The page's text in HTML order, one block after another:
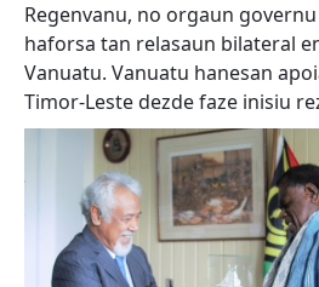
Regenvanu, no orgaun
haforsa tan relasaun bilateral
Vanuatu. Vanuatu hanesan
Timor-Leste dezde faze inisiu